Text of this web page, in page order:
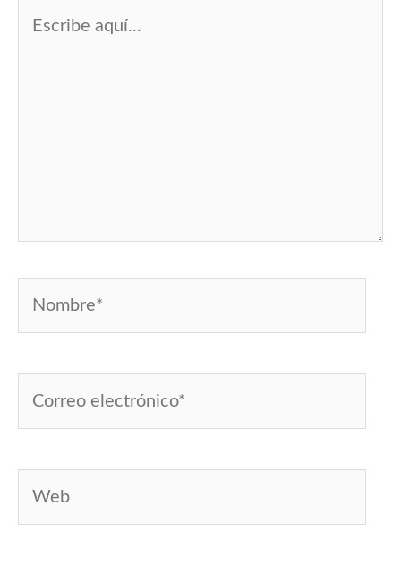
aquí...
electrónico*